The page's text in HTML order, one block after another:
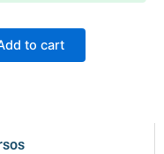
to cart